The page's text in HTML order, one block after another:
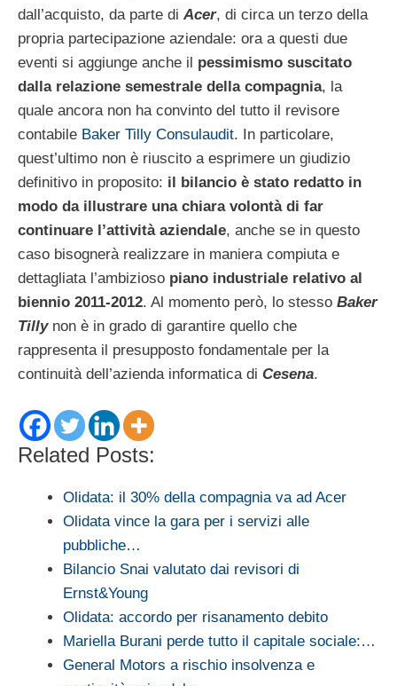
dall’acquisto, da parte di Acer, di circa un terzo della
propria partecipazione aziendale: ora a questi due
eventi si aggiunge anche il pessimismo suscitato
dalla relazione semestrale della compagnia, la
quale ancora non ha convinto del tutto il revisore
contabile Baker Tilly Consulaudit. In particolare,
quest’ultimo non è riuscito a esprimere un giudizio
definitivo in proposito: il bilancio è stato redatto in
modo da illustrare una chiara volontà di far
continuare l’attività aziendale, anche se in questo
caso bisognerà realizzare in maniera compiuta e
dettagliata l’ambizioso piano industriale relativo al
biennio 2011-2012. Al momento però, lo stesso Baker
Tillynon è in grado di garantire quello che
rappresenta il presupposto fondamentale per la
continuità dell’azienda informatica di Cesena.
Related Posts:
Olidata: il 30% della compagnia va ad Acer
Olidata vince la gara per i servizi alle
pubbliche…
Bilancio Snai valutato dai revisori di
Ernst&Young
Olidata: accordo per risanamento debito
Mariella Burani perde tutto il capitale sociale:…
General Motors a rischio insolvenza e